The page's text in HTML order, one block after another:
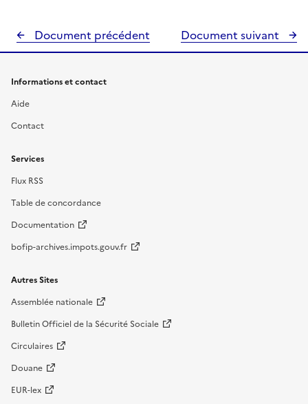
Document précédent Document suivant
Informations et contact
Aide
Contact
Services
Flux RSS
Table de concordance
Documentation
bofip-archives.impots.gouv.fr
Autres Sites
Assemblée nationale
Bulletin Officiel de la Sécurité Sociale
Circulaires
Douane
EUR-lex